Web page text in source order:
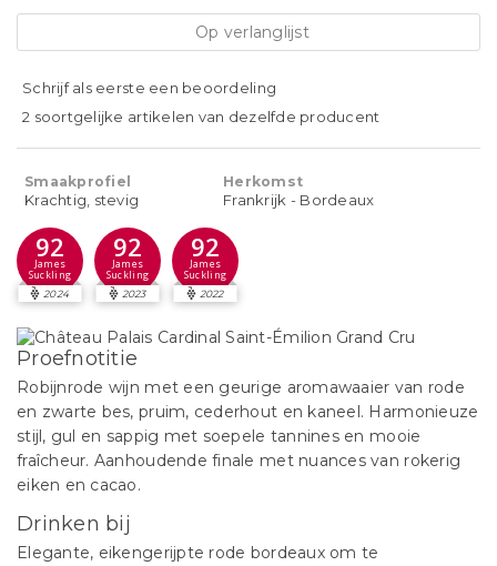
Op verlanglijst
Schrijf als eerste een beoordeling
2 soortgelijke artikelen van dezelfde producent
Smaakprofiel
Krachtig, stevig
Herkomst
Frankrijk - Bordeaux
92
James
Suckling
2024
92
James
Suckling
2023
92
James
Suckling
2022
Proefnotitie
Robijnrode wijn met een geurige aromawaaier van rode
en zwarte bes, pruim, cederhout en kaneel. Harmonieuze
stijl, gul en sappig met soepele tannines en mooie
fraîcheur. Aanhoudende finale met nuances van rokerig
eiken en cacao.
Drinken bij
Elegante, eikengerijpte rode bordeaux om te